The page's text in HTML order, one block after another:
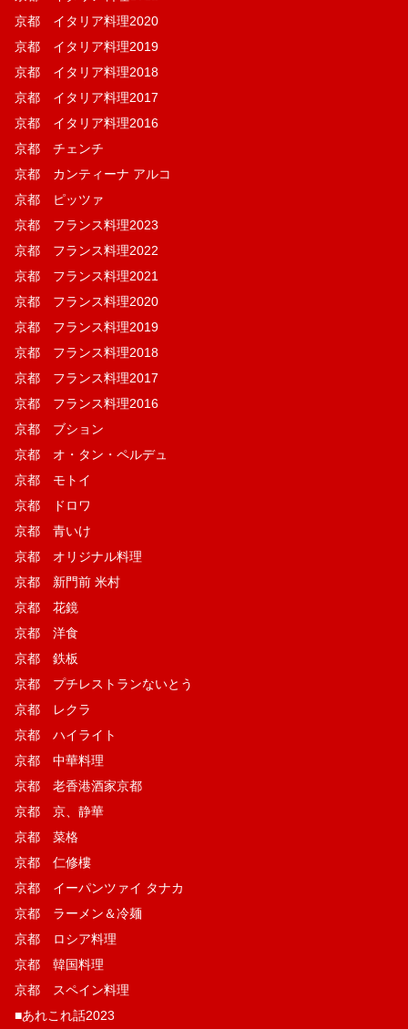
京都 イタリア料理2020
京都 イタリア料理2019
京都 イタリア料理2018
京都 イタリア料理2017
京都 イタリア料理2016
京都 チェンチ
京都 カンティーナ アルコ
京都 ピッツァ
京都 フランス料理2023
京都 フランス料理2022
京都 フランス料理2021
京都 フランス料理2020
京都 フランス料理2019
京都 フランス料理2018
京都 フランス料理2017
京都 フランス料理2016
京都 ブション
京都 オ・タン・ペルデュ
京都 モトイ
京都 ドロワ
京都 青いけ
京都 オリジナル料理
京都 新門前 米村
京都 花鏡
京都 洋食
京都 鉄板
京都 プチレストランないとう
京都 レクラ
京都 ハイライト
京都 中華料理
京都 老香港酒家京都
京都 京、静華
京都 菜格
京都 仁修樓
京都 イーパンツァイ タナカ
京都 ラーメン＆冷麺
京都 ロシア料理
京都 韓国料理
京都 スペイン料理
■あれこれ話2023